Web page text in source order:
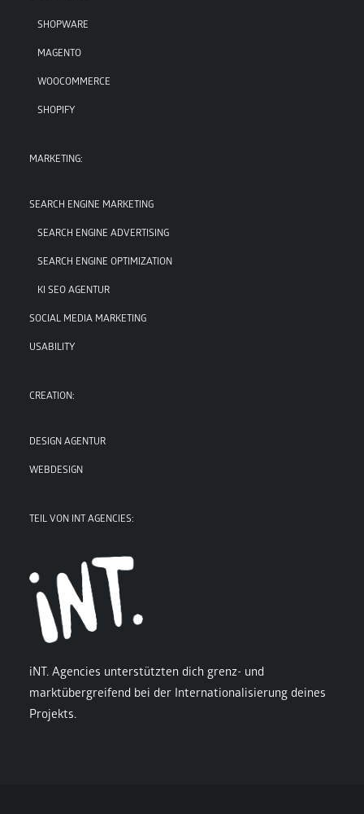
SHOPWARE
MAGENTO
WOOCOMMERCE
SHOPIFY
MARKETING:
SEARCH ENGINE MARKETING
SEARCH ENGINE ADVERTISING
SEARCH ENGINE OPTIMIZATION
KI SEO AGENTUR
SOCIAL MEDIA MARKETING
USABILITY
CREATION:
DESIGN AGENTUR
WEBDESIGN
TEIL VON INT AGENCIES:
iNT. Agencies unterstützten dich grenz- und
marktübergreifend bei der Internationalisierung deines
Projekts.